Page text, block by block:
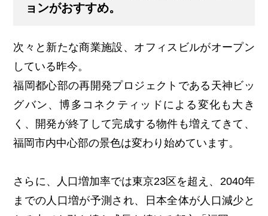
ョンがおすすめ。
次々と新たな商業施設、オフィスビルがオープン
している昨今。
福岡都心部の再開発プロジェクトである天神ビッ
グバン、博多コネクティッドによる変化も大き
く、開発が終了して完成する物件も増えてきて、
福岡市内中心部の景色は変わり始めています。
さらに、人口増加率では東京23区を超え、2040年
までの人口増が予測され、日本全体が人口減少と